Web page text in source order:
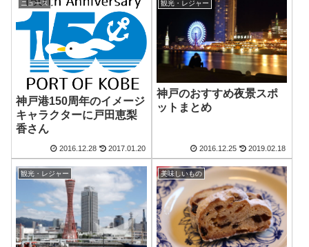
ニュース
神戸港150周年のイメージ
キャラクターに戸田恵梨
香さん
2016.12.28 2017.01.20
観光・レジャー
神戸のおすすめ夜景スポ
ットまとめ
2016.12.25 2019.02.18
観光・レジャー 美味しいもの